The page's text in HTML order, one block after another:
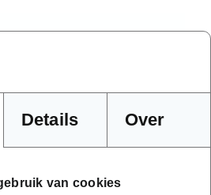
Details Over
van cookies